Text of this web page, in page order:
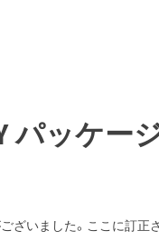
パッケ
ざいました。ここに訂